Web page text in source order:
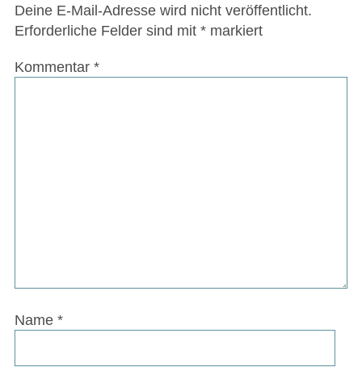
Deine E-Mail-Adresse wird nicht veröffentlicht.
Erforderliche Felder sind mit * markiert
Kommentar *
Name *